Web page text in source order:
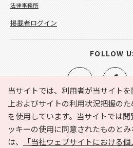
当サイトでは、利用者が当サイト
上およびサイトの利用状況把握の
を使用しています。当サイトでは
ッキーの使用に同意されたものと
は、
「当社ウェブサイトにおける
e-NAVITA（イーナビタ）とは？
利用規約
個人情報の取り扱いに
法律事務所
掲載者ログイン
FOLLOW